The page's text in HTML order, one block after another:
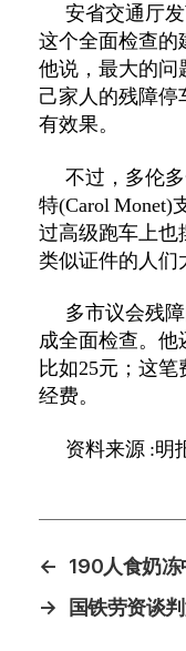
安省交通厅
这个全面检查的
他说，最大的问
己家人的残障
有效果。
不过，多伦
特(Carol Monet)
过高级跑车上也
类似证件的人们
多市议会残
成全面检查。他
比如25元；这笔
经费。
资料来源 :明
←
190人食奶冻
→
国铁劳资谈